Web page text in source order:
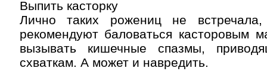
Выпить касторку
Лично таких рожениц не
рекомендуют баловаться касторовым
вызывать кишечные спазмы,
схваткам. А может и навредить.